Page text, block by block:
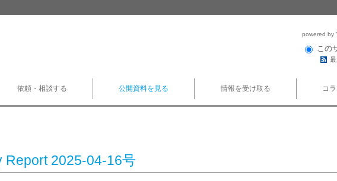
powered by
この
依頼・相談する 公開資料を見る 情報を受け取る コ
Report 2025-04-16号